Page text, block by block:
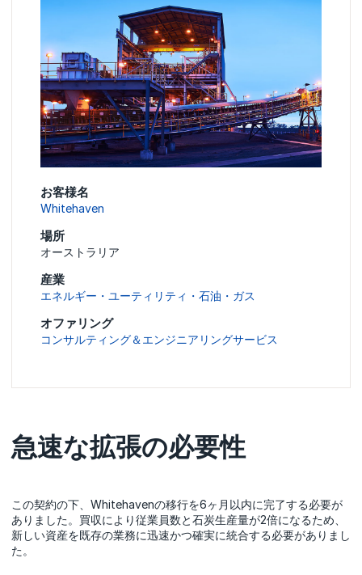
お客様名
Whitehaven
場所
オーストラリア
産業
エネルギー・ユーティリティ・石油・ガス
オファリング
コンサルティング＆エンジニアリングサービス
急速な拡張の必要性
この契約の下、Whitehavenの移行を6ヶ月以内に完了する必要が
ありました。買収により従業員数と石炭生産量が2倍になるため、
新しい資産を既存の業務に迅速かつ確実に統合する必要がありまし
た。